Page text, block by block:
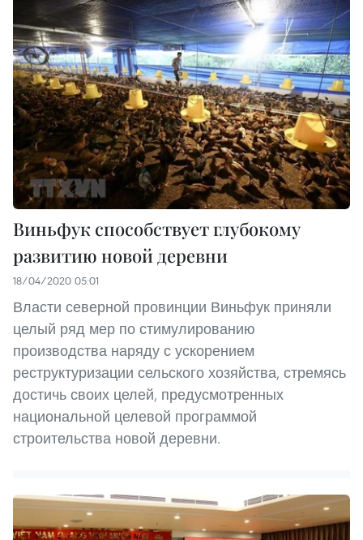
Виньфук способствует глубокому
развитию новой деревни
18/04/2020 05:01
Власти северной провинции Виньфук приняли
целый ряд мер по стимулированию
производства наряду с ускорением
реструктуризации сельского хозяйства, стремясь
достичь своих целей, предусмотренных
национальной целевой программой
строительства новой деревни.